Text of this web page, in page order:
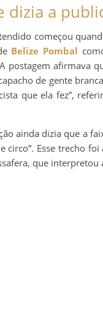
dizia a
começou
Belize Pombal
postagem afirmava
de gente
que ela fez”,
ainda dizia que a
circo”. Esse trecho
que